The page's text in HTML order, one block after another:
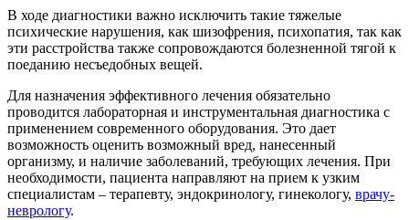
В ходе диагностики важно исключить такие тяжелые
психические нарушения, как шизофрения, психопатия, так как
эти расстройства также сопровождаются болезненной тягой к
поеданию несъедобных вещей.
Для назначения эффективного лечения обязательно
проводится лабораторная и инструментальная диагностика с
применением современного оборудования. Это дает
возможность оценить возможный вред, нанесенный
организму, и наличие заболеваний, требующих лечения. При
необходимости, пациента направляют на прием к узким
специалистам – терапевту, эндокринологу, гинекологу, врачу-
неврологу.